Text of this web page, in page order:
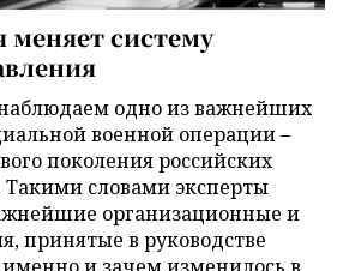
меняет систему
одно из важнейших
военной операции –
поколения российских
Такими словами эксперты
организационные и
принятые в руководстве